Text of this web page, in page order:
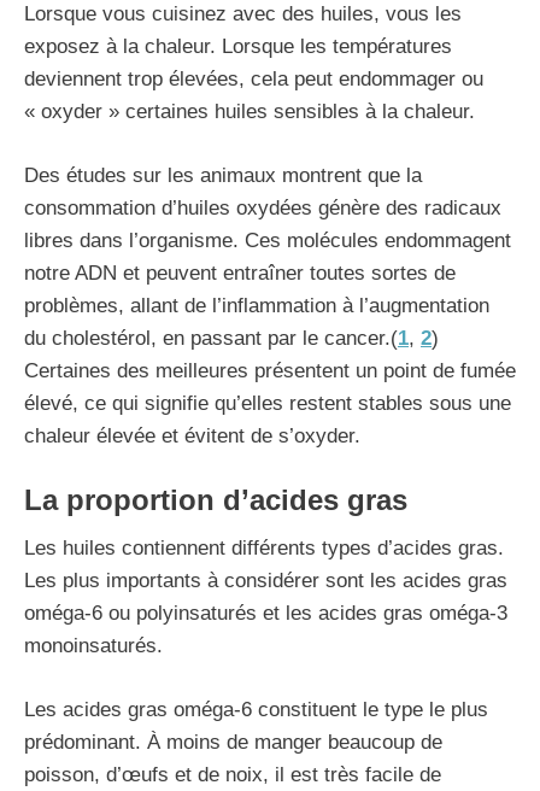
Lorsque vous cuisinez avec des huiles, vous les
exposez à la chaleur. Lorsque les températures
deviennent trop élevées, cela peut endommager ou
« oxyder » certaines huiles sensibles à la chaleur.
Des études sur les animaux montrent que la
consommation d’huiles oxydées génère des radicaux
libres dans l’organisme. Ces molécules endommagent
notre ADN et peuvent entraîner toutes sortes de
problèmes, allant de l’inflammation à l’augmentation
du cholestérol, en passant par le cancer.(1, 2)
Certaines des meilleures présentent un point de fumée
élevé, ce qui signifie qu’elles restent stables sous une
chaleur élevée et évitent de s’oxyder.
La proportion d’acides gras
Les huiles contiennent différents types d’acides gras.
Les plus importants à considérer sont les acides gras
oméga-6 ou polyinsaturés et les acides gras oméga-3
monoinsaturés.
Les acides gras oméga-6 constituent le type le plus
prédominant. À moins de manger beaucoup de
poisson, d’œufs et de noix, il est très facile de